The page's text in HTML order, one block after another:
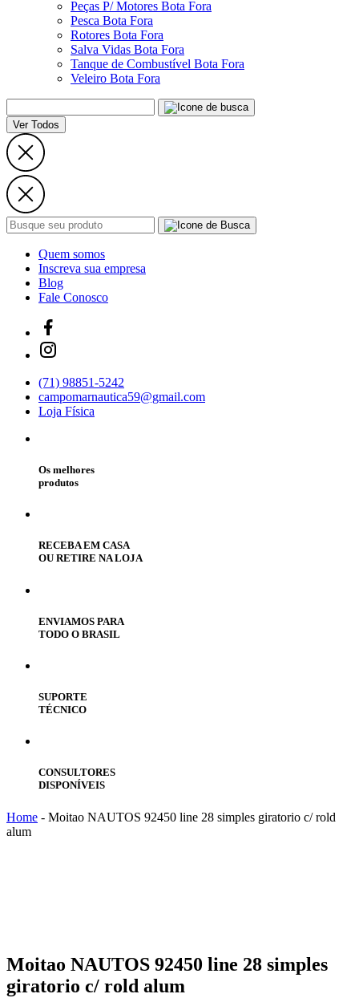
Peças P/ Motores Bota Fora
Pesca Bota Fora
Rotores Bota Fora
Salva Vidas Bota Fora
Tanque de Combustível Bota Fora
Veleiro Bota Fora
Ver Todos
Quem somos
Inscreva sua empresa
Blog
Fale Conosco
(71) 98851-5242
campomarnautica59@gmail.com
Loja Física
Os melhores
produtos
RECEBA EM CASA
OU RETIRE NA LOJA
ENVIAMOS PARA
TODO O BRASIL
SUPORTE
TÉCNICO
CONSULTORES
DISPONÍVEIS
Home - Moitao NAUTOS 92450 line 28 simples giratorio c/ rold
alum
Moitao NAUTOS 92450 line 28 simples
giratorio c/ rold alum